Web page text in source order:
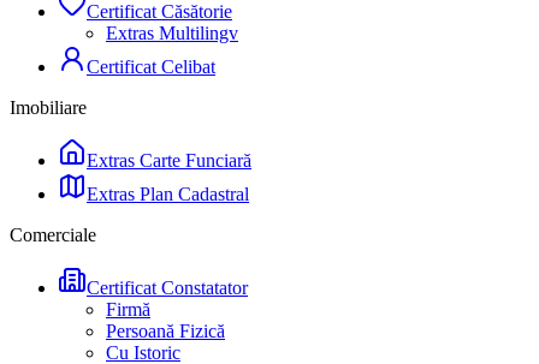
Certificat Căsătorie
Extras Multilingv
Certificat Celibat
Imobiliare
Extras Carte Funciară
Extras Plan Cadastral
Comerciale
Certificat Constatator
Firmă
Persoană Fizică
Cu Istoric